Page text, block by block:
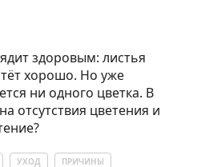
здоровым: листья
хорошо. Но уже
ни одного цветка. В
отсутствия цветения и
УХОД
ПРИЧИНЫ